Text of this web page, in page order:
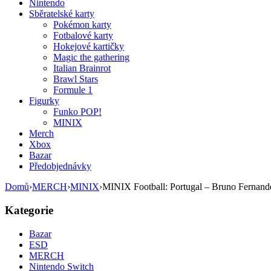
Nintendo
Sběratelské karty
Pokémon karty
Fotbalové karty
Hokejové kartičky
Magic the gathering
Italian Brainrot
Brawl Stars
Formule 1
Figurky
Funko POP!
MINIX
Merch
Xbox
Bazar
Předobjednávky
Domů›MERCH›MINIX›MINIX Football: Portugal – Bruno
Kategorie
Bazar
ESD
MERCH
Nintendo Switch